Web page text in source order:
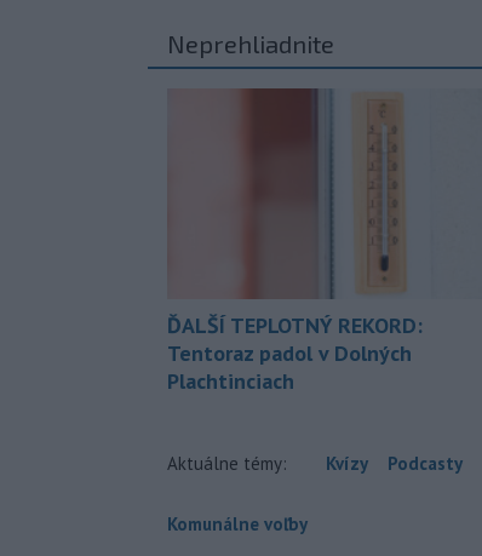
Neprehliadnite
ĎALŠÍ TEPLOTNÝ REKORD:
Tentoraz padol v Dolných
Plachtinciach
Aktuálne témy: Kvízy Podcasty
Komunálne voľby